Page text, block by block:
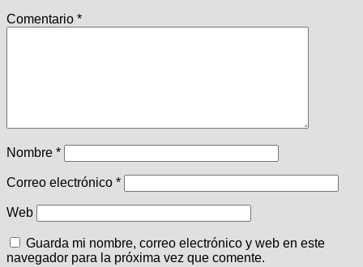
Comentario *
Nombre *
Correo electrónico *
Web
Guarda mi nombre, correo electrónico y web en este
navegador para la próxima vez que comente.